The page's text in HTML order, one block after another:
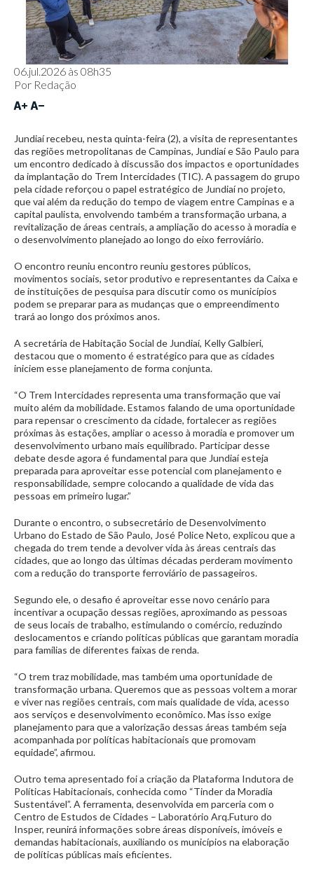
06.jul.2026 às 08h35
Por Redação
Jundiaí recebeu, nesta quinta-feira (2), a visita de representantes
das regiões metropolitanas de Campinas, Jundiaí e São Paulo para
um encontro dedicado à discussão dos impactos e oportunidades
da implantação do Trem Intercidades (TIC). A passagem do grupo
pela cidade reforçou o papel estratégico de Jundiaí no projeto,
que vai além da redução do tempo de viagem entre Campinas e a
capital paulista, envolvendo também a transformação urbana, a
revitalização de áreas centrais, a ampliação do acesso à moradia e
o desenvolvimento planejado ao longo do eixo ferroviário.
O encontro reuniu encontro reuniu gestores públicos,
movimentos sociais, setor produtivo e representantes da Caixa e
de instituições de pesquisa para discutir como os municípios
podem se preparar para as mudanças que o empreendimento
trará ao longo dos próximos anos.
A secretária de Habitação Social de Jundiaí, Kelly Galbieri,
destacou que o momento é estratégico para que as cidades
iniciem esse planejamento de forma conjunta.
“O Trem Intercidades representa uma transformação que vai
muito além da mobilidade. Estamos falando de uma oportunidade
para repensar o crescimento da cidade, fortalecer as regiões
próximas às estações, ampliar o acesso à moradia e promover um
desenvolvimento urbano mais equilibrado. Participar desse
debate desde agora é fundamental para que Jundiaí esteja
preparada para aproveitar esse potencial com planejamento e
responsabilidade, sempre colocando a qualidade de vida das
pessoas em primeiro lugar.”
Durante o encontro, o subsecretário de Desenvolvimento
Urbano do Estado de São Paulo, José Police Neto, explicou que a
chegada do trem tende a devolver vida às áreas centrais das
cidades, que ao longo das últimas décadas perderam movimento
com a redução do transporte ferroviário de passageiros.
Segundo ele, o desafio é aproveitar esse novo cenário para
incentivar a ocupação dessas regiões, aproximando as pessoas
de seus locais de trabalho, estimulando o comércio, reduzindo
deslocamentos e criando políticas públicas que garantam moradia
para famílias de diferentes faixas de renda.
“O trem traz mobilidade, mas também uma oportunidade de
transformação urbana. Queremos que as pessoas voltem a morar
e viver nas regiões centrais, com mais qualidade de vida, acesso
aos serviços e desenvolvimento econômico. Mas isso exige
planejamento para que a valorização dessas áreas também seja
acompanhada por políticas habitacionais que promovam
equidade”, afirmou.
Outro tema apresentado foi a criação da Plataforma Indutora de
Políticas Habitacionais, conhecida como “Tinder da Moradia
Sustentável”. A ferramenta, desenvolvida em parceria com o
Centro de Estudos de Cidades – Laboratório Arq.Futuro do
Insper, reunirá informações sobre áreas disponíveis, imóveis e
demandas habitacionais, auxiliando os municípios na elaboração
de políticas públicas mais eficientes.